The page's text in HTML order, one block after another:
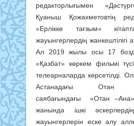
редакторлығымен
Қуаныш Қожахметовтің
«Ерлікке тағзым»
жауынгерлердің жанкештілігі
Ал 2019 жылы осы 17
«Қазбат» көркем фильмі
телеарналарда көрсетілді.
Астанадағы Отан
саябағындағы «Отан –Ана»
жанында ішкі
жауынгерлерін еске алу